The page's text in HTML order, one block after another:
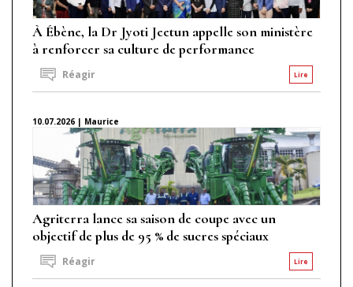
À Ébène, la Dr Jyoti Jeetun appelle son ministère
à renforcer sa culture de performance
Lire
Réagir
10.07.2026 | Maurice
Agriterra lance sa saison de coupe avec un
objectif de plus de 95 % de sucres spéciaux
Lire
Réagir